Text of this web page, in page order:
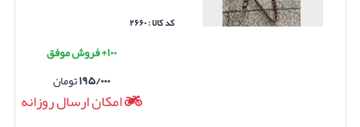
کد کالا : ۲۶۶۰
۱۰۰+ فروش موفق
۱۹۵/۰۰۰تومان
امکان ارسال روزانه